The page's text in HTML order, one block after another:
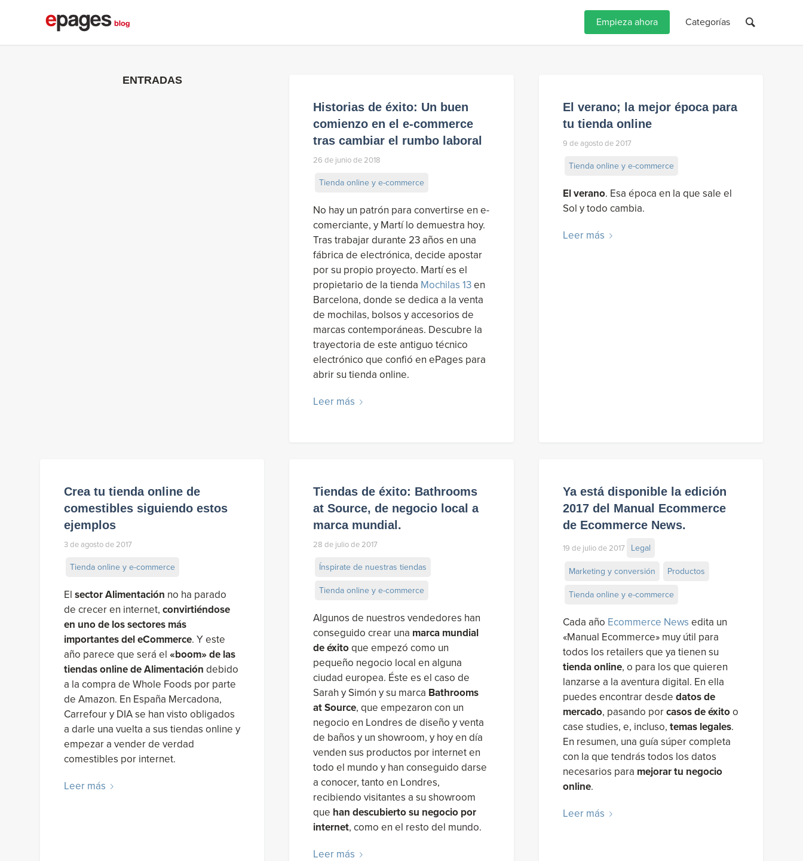
Empieza ahora Categorías
ENTRADAS
Historias de éxito: Un buen
comienzo en el e-commerce
tras cambiar el rumbo laboral
26 de junio de 2018
Tienda online y e-commerce
No hay un patrón para convertirse en e-
comerciante, y Martí lo demuestra hoy.
Tras trabajar durante 23 años en una
fábrica de electrónica, decide apostar
por su propio proyecto. Martí es el
propietario de la tienda Mochilas 13en
Barcelona, donde se dedica a la venta
de mochilas, bolsos y accesorios de
marcas contemporáneas. Descubre la
trayectoria de este antiguo técnico
electrónico que confió en ePages para
abrir su tienda online.
Leer más
El verano; la mejor época para
tu tienda online
9 de agosto de 2017
Tienda online y e-commerce
El verano. Esa época en la que sale el
Sol y todo cambia.
Leer más
Crea tu tienda online de
comestibles siguiendo estos
ejemplos
3 de agosto de 2017
Tienda online y e-commerce
El sector Alimentación no ha parado
de crecer en internet, convirtiéndose
en uno de los sectores más
importantes del eCommerce. Y este
año parece que será el «boom» de las
tiendas online de Alimentación debido
a la compra de Whole Foods por parte
de Amazon. En España Mercadona,
Carrefour y DIA se han visto obligados
a darle una vuelta a sus tiendas online y
empezar a vender de verdad
comestibles por internet.
Leer más
Tiendas de éxito: Bathrooms
at Source, de negocio local a
marca mundial.
28 de julio de 2017
Ínspirate de nuestras tiendas
Tienda online y e-commerce
Algunos de nuestros vendedores han
conseguido crear una marca mundial
de éxitoque empezó como un
pequeño negocio local en alguna
ciudad europea. Éste es el caso de
Sarah y Simón y su marca Bathrooms
at Source, que empezaron con un
negocio en Londres de diseño y venta
de baños y un showroom, y hoy en día
venden sus productos por internet en
todo el mundo y han conseguido darse
a conocer, tanto en Londres,
recibiendo visitantes a su showroom
que han descubierto su negocio por
internet, como en el resto del mundo.
Leer más
Ya está disponible la edición
2017 del Manual Ecommerce
de Ecommerce News.
19 de julio de 2017 Legal
Marketing y conversión Productos
Tienda online y e-commerce
Cada año Ecommerce News edita un
«Manual Ecommerce» muy útil para
todos los retailers que ya tienen su
tienda online, o para los que quieren
lanzarse a la aventura digital. En ella
puedes encontrar desde datos de
mercado, pasando porcasos de éxitoo
case studies, e, incluso, temas legales.
En resumen, una guía súper completa
con la que tendrás todos los datos
necesarios para mejorar tu negocio
online.
Leer más